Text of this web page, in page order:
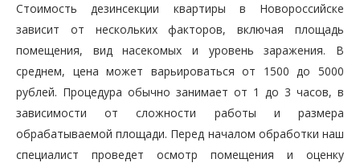
Стоимость дезинсекции квартиры в Новороссийске
зависит от нескольких факторов, включая площадь
помещения, вид насекомых и уровень заражения. В
среднем, цена может варьироваться от 1500 до 5000
рублей. Процедура обычно занимает от 1 до 3 часов, в
зависимости от сложности работы и размера
обрабатываемой площади. Перед началом обработки наш
специалист проведет осмотр помещения и оценку